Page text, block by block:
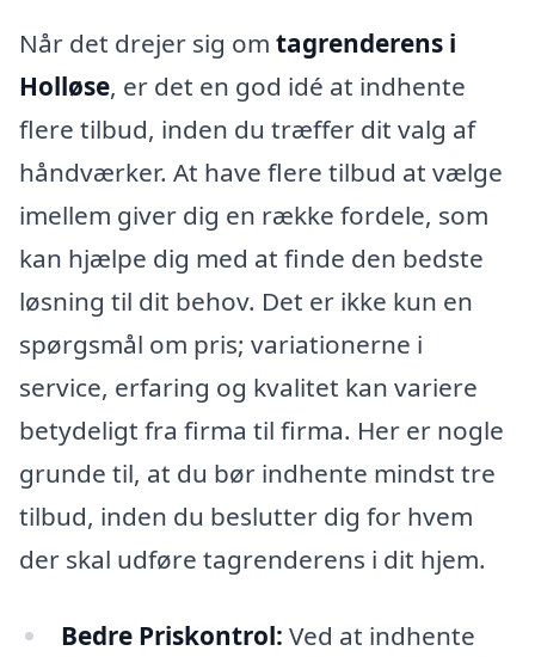
Når det drejer sig om tagrenderens i
Holløse, er det en god idé at indhente
flere tilbud, inden du træffer dit valg af
håndværker. At have flere tilbud at vælge
imellem giver dig en række fordele, som
kan hjælpe dig med at finde den bedste
løsning til dit behov. Det er ikke kun en
spørgsmål om pris; variationerne i
service, erfaring og kvalitet kan variere
betydeligt fra firma til firma. Her er nogle
grunde til, at du bør indhente mindst tre
tilbud, inden du beslutter dig for hvem
der skal udføre tagrenderens i dit hjem.
Bedre Priskontrol: Ved at indhente